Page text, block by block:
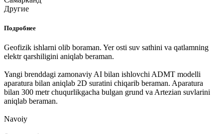
Другие
Подробнее
Geofizik ishlarni olib boraman. Yer osti suv sathini va qatlamning
elektr qarshiligini aniqlab beraman.
Yangi brenddagi zamonaviy AI bilan ishlovchi ADMT modelli
aparatura bilan aniqlab 2D suratini chiqarib beraman. Aparatura
bilan 300 metr chuqurlikgacha bulgan grund va Artezian suvlarini
aniqlab beraman.
Navoiy